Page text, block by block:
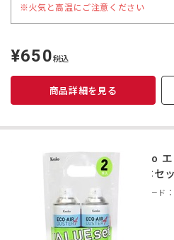
※火気と高温にご注意ください
定
価
¥650税込
商品詳細を見る
Kenko
な2本セ
商品コード